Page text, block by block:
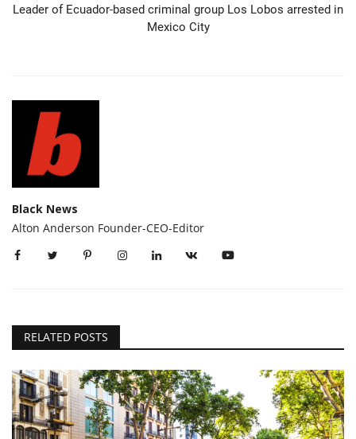
Leader of Ecuador-based criminal group Los Lobos arrested in
Mexico City
Black News
Alton Anderson Founder-CEO-Editor
RELATED POSTS